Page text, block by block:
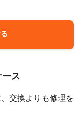
ス
交換よりも修理を